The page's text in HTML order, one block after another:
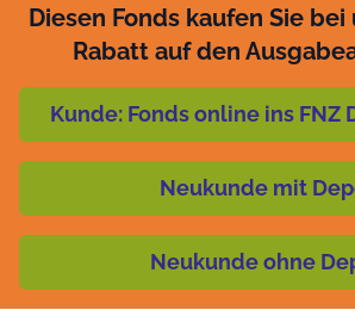
Diesen Fonds kaufen Sie
Rabatt auf den
Kunde: Fonds online ins FNZ
Neukunde mit
Neukunde ohne